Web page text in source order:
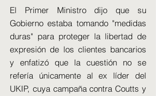
El Primer Ministro dijo que su
Gobierno estaba tomando "medidas
duras" para proteger la libertad de
expresión de los clientes bancarios
y enfatizó que la cuestión no se
refería únicamente al ex líder del
UKIP, cuya campaña contra Coutts y